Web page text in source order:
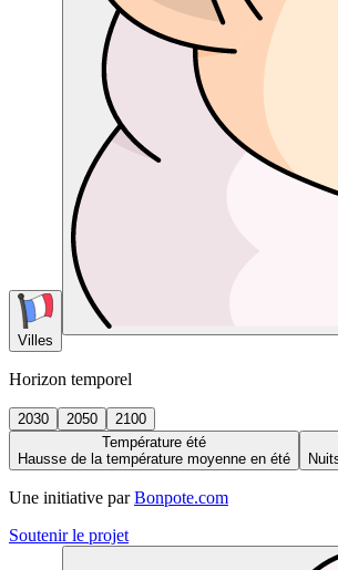
Villes
Horizon temporel
2030 2050
2100
Température été
Hausse de la température moyenne en été
Une initiative par Bonpote.com
Soutenir le projet